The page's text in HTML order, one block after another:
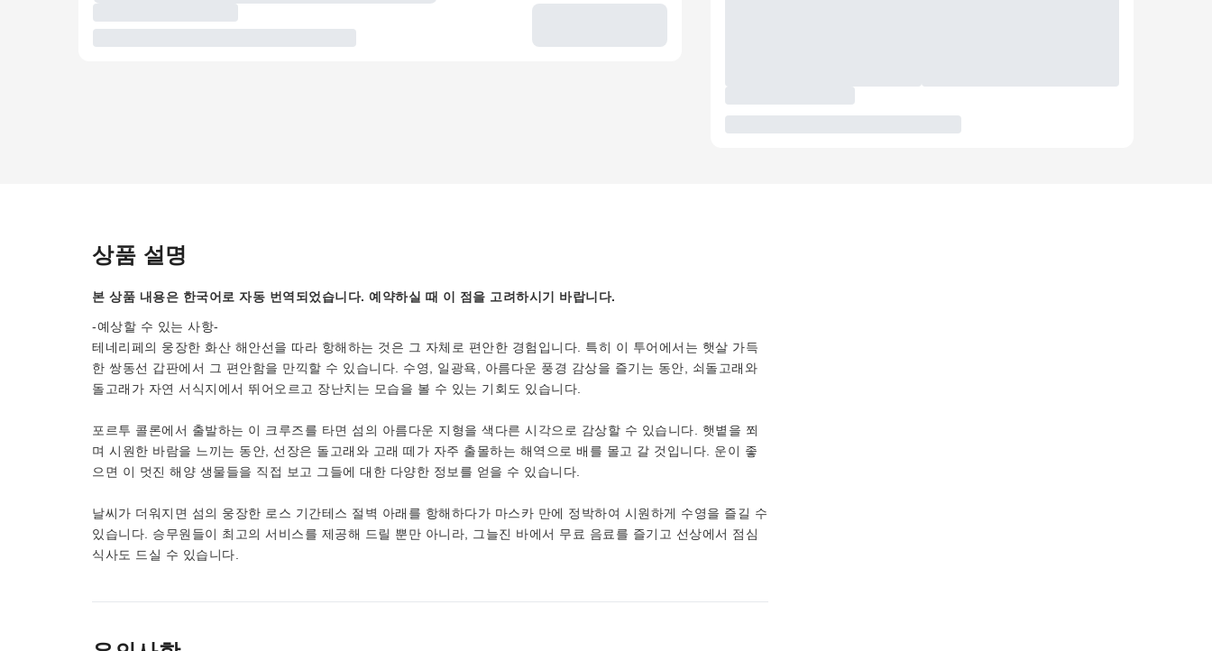
상품 설명
본 상품 내용은 한국어로 자동 번역되었습니다. 예약하실 때 이 점을 고려하시기 바랍니다.
-예상할 수 있는 사항-
테네리페의 웅장한 화산 해안선을 따라 항해하는 것은 그 자체로 편안한 경험입니다. 특히 이 투어에서는 햇살 가득
한 쌍동선 갑판에서 그 편안함을 만끽할 수 있습니다. 수영, 일광욕, 아름다운 풍경 감상을 즐기는 동안, 쇠돌고래와
돌고래가 자연 서식지에서 뛰어오르고 장난치는 모습을 볼 수 있는 기회도 있습니다.
포르투 콜론에서 출발하는 이 크루즈를 타면 섬의 아름다운 지형을 색다른 시각으로 감상할 수 있습니다. 햇볕을 쬐
며 시원한 바람을 느끼는 동안, 선장은 돌고래와 고래 떼가 자주 출몰하는 해역으로 배를 몰고 갈 것입니다. 운이 좋
으면 이 멋진 해양 생물들을 직접 보고 그들에 대한 다양한 정보를 얻을 수 있습니다.
날씨가 더워지면 섬의 웅장한 로스 기간테스 절벽 아래를 항해하다가 마스카 만에 정박하여 시원하게 수영을 즐길 수
있습니다. 승무원들이 최고의 서비스를 제공해 드릴 뿐만 아니라, 그늘진 바에서 무료 음료를 즐기고 선상에서 점심
식사도 드실 수 있습니다.